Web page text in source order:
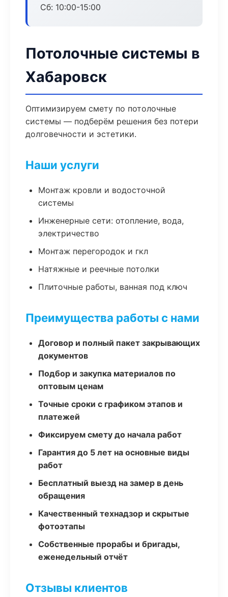
Сб: 10:00-15:00
Потолочные системы в
Хабаровск
Оптимизируем смету по потолочные
системы — подберём решения без потери
долговечности и эстетики.
Наши услуги
Монтаж кровли и водосточной
системы
Инженерные сети: отопление, вода,
электричество
Монтаж перегородок и гкл
Натяжные и реечные потолки
Плиточные работы, ванная под ключ
Преимущества работы с нами
Договор и полный пакет закрывающих
документов
Подбор и закупка материалов по
оптовым ценам
Точные сроки с графиком этапов и
платежей
Фиксируем смету до начала работ
Гарантия до 5 лет на основные виды
работ
Бесплатный выезд на замер в день
обращения
Качественный технадзор и скрытые
фотоэтапы
Собственные прорабы и бригады,
еженедельный отчёт
Отзывы клиентов